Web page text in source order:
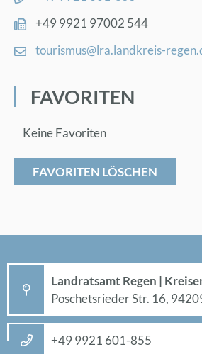
+49 9921 97002 544
tou­ris­mus@​lra.​landkreis-
FA­VO­RI­TEN
Keine Favoriten
FAVORITEN LÖSCHEN
Land­rats­amt Re­gen |
Po­sche­ts­rie­der Str. 16,
+49 9921 601-855